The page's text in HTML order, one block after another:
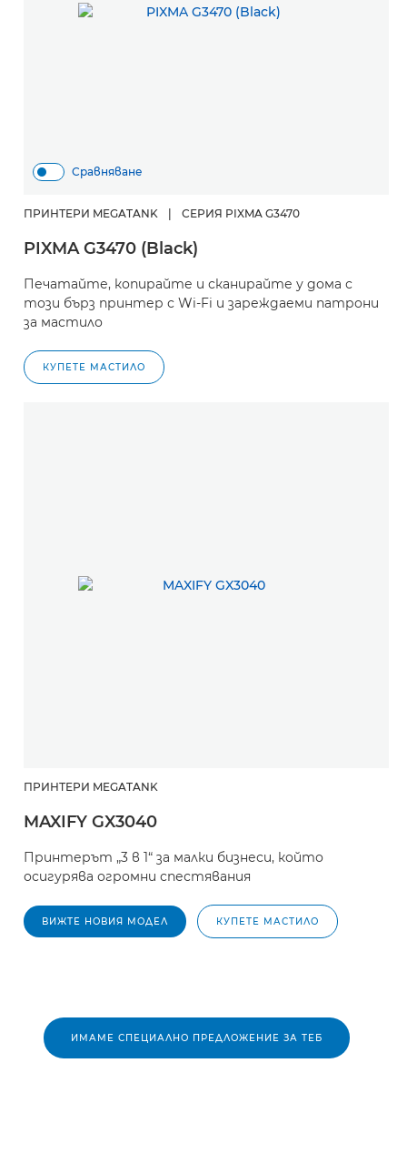
Сравняване
ПРИНТЕРИ MEGATANK СЕРИЯ PIXMA G3470
PIXMA G3470 (Black)
Печатайте, копирайте и сканирайте у дома с
този бърз принтер с Wi-Fi и зареждаеми патрони
за мастило
КУПЕТЕ МАСТИЛО
ПРИНТЕРИ MEGATANK
MAXIFY GX3040
Принтерът „3 в 1“ за малки бизнеси, който
осигурява огромни спестявания
ВИЖТЕ НОВИЯ МОДЕЛ КУПЕТЕ МАСТИЛО
ИМАМЕ СПЕЦИАЛНО ПРЕДЛОЖЕНИЕ ЗА ТЕБ